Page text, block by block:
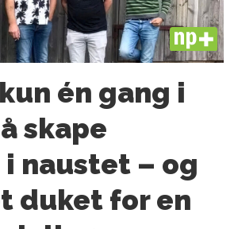
PLUS
én gang i
skape
naustet – og
duket for en